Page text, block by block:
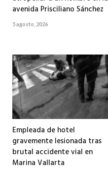
avenida Prisciliano Sánchez
5 agosto, 2026
Empleada de hotel
gravemente lesionada tras
brutal accidente vial en
Marina Vallarta